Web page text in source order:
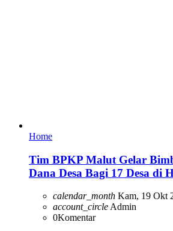
Home
Tim BPKP Malut Gelar
Dana Desa Bagi 17 Desa di
calendar_month Kam, 19 Okt
account_circle Admin
0Komentar